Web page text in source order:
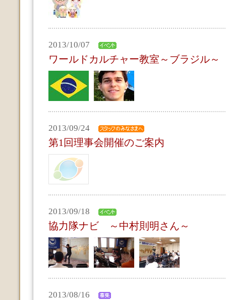
2013/10/07
ワールドカルチャー教室～ブラジル
2013/09/24
第1回理事会開催のご案内
2013/09/18
協力隊ナビ ～中村則明さん～
2013/08/16